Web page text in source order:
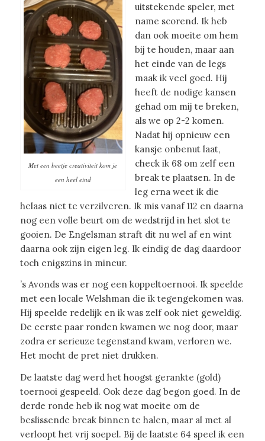
Met een beetje creativiteit kom je
een heel eind
uitstekende speler, met
name scorend. Ik heb
dan ook moeite om hem
bij te houden, maar aan
het einde van de legs
maak ik veel goed. Hij
heeft de nodige kansen
gehad om mij te breken,
als we op 2-2 komen.
Nadat hij opnieuw een
kansje onbenut laat,
check ik 68 om zelf een
break te plaatsen. In de
leg erna weet ik die
helaas niet te verzilveren. Ik mis vanaf 112 en daarna
nog een volle beurt om de wedstrijd in het slot te
gooien. De Engelsman straft dit nu wel af en wint
daarna ook zijn eigen leg. Ik eindig de dag daardoor
toch enigszins in mineur.
’s Avonds was er nog een koppeltoernooi. Ik speelde
met een locale Welshman die ik tegengekomen was.
Hij speelde redelijk en ik was zelf ook niet geweldig.
De eerste paar ronden kwamen we nog door, maar
zodra er serieuze tegenstand kwam, verloren we.
Het mocht de pret niet drukken.
De laatste dag werd het hoogst gerankte (gold)
toernooi gespeeld. Ook deze dag begon goed. In de
derde ronde heb ik nog wat moeite om de
beslissende break binnen te halen, maar al met al
verloopt het vrij soepel. Bij de laatste 64 speel ik een